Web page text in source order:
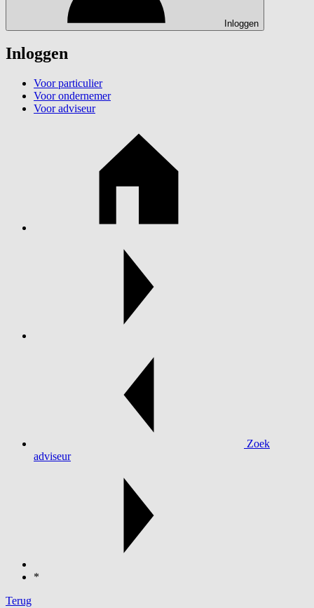
Inloggen
Inloggen
Voor particulier
Voor ondernemer
Voor adviseur
Zoek
adviseur
*
Terug